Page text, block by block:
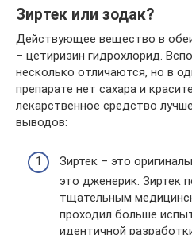
Зиртек или зодак?
Действующее вещество в
– цетиризин гидрохлорид.
несколько отличаются, но в
препарате нет сахара и
лекарственное средство
выводов:
Зиртек – это
это дженерик. Зиртек
тщательным
проходил больше
идентичной